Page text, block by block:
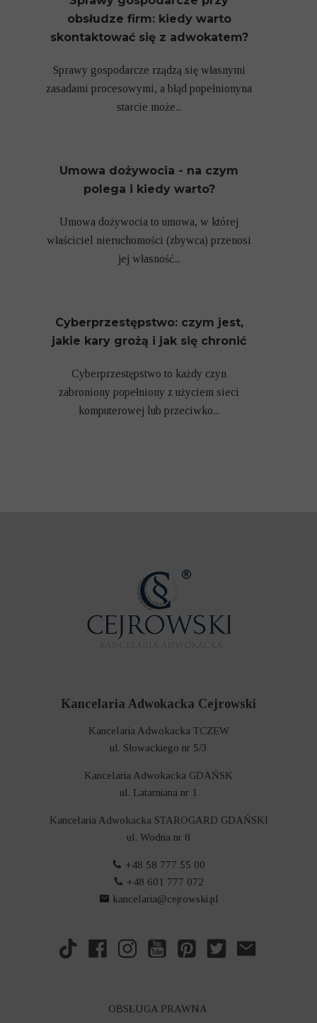
Kancelaria Adwokacka Cejrowski
Kancelaria Adwokacka TCZEW
ul. Słowackiego nr 5/3
Kancelaria Adwokacka GDAŃSK
ul. Latarniana nr 1
Kancelaria Adwokacka STAROGARD GDAŃSKI
ul. Wodna nr 8
+48 58 777 55 00
+48 601 777 072
kancelaria@cejrowski.pl
OBSŁUGA PRAWNA
obsłudze firm: kiedy warto
skontaktować się z adwokatem?
Sprawy gospodarcze rządzą się własnymi
zasadami procesowymi, a błąd popełnionyna
starcie może...
Umowa dożywocia - na czym
polega i kiedy warto?
Umowa dożywocia to umowa, w której
właściciel nieruchomości (zbywca) przenosi
jej własność...
Cyberprzestępstwo: czym jest,
jakie kary grożą i jak się chronić
Cyberprzestępstwo to każdy czyn
zabroniony popełniony z użyciem sieci
komputerowej lub przeciwko...